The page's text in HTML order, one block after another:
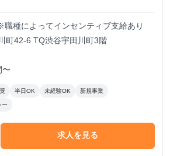
種によってインセンティブ支給あり
町42-6 TQ渋谷宇田川町3階
〜
半日OK 未経験OK 新規事業
ー
求人を見る